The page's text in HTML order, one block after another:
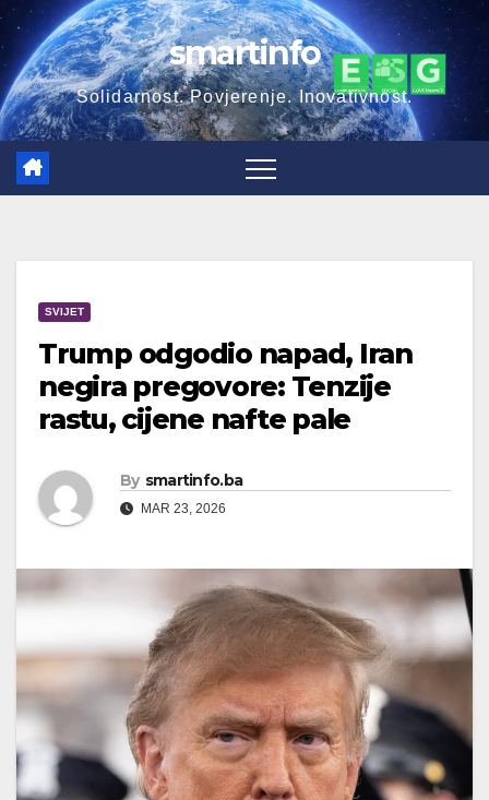
Skip
to
content
smartinfo
Solidarnost. Povjerenje. Inovativnost.
SVIJET
Trump odgodio napad, Iran
negira pregovore: Tenzije
rastu, cijene nafte pale
By smartinfo.ba
MAR 23, 2026